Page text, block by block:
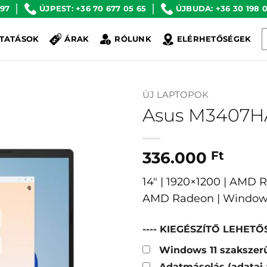
ÚJPEST: +36 70 677 05 65 ÚJBUDA: +36 30 198
ÁRAK RÓLUNK ELÉRHETŐSÉGEK
ÚJ LAPTOPOK
Asus
336.000 Ft
14″ | 1920×1200 | AMD
AMD Radeon |
---- KIEGÉSZÍTŐ
Windows 11